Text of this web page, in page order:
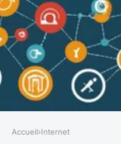
Accueil›Internet